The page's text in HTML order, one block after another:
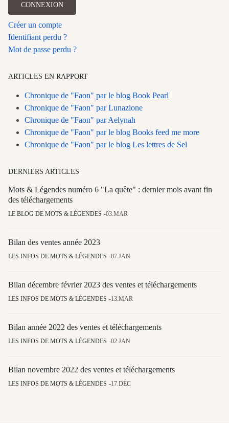
CONNEXION
Créer un compte
Identifiant perdu ?
Mot de passe perdu ?
ARTICLES EN RAPPORT
Chronique de "Faon" par le blog Book Pearl
Chronique de "Faon" par Lunazione
Chronique de "Faon" par Aelynah
Chronique de "Faon" par le blog Books feed me more
Chronique de "Faon" par le blog Les lettres de Sel
DERNIERS ARTICLES
Mots & Légendes numéro 6 "La quête" : dernier mois avant fin
des téléchargements
LE BLOG DE MOTS & LÉGENDES 03.MAR
Bilan des ventes année 2023
LES INFOS DE MOTS & LÉGENDES 07.JAN
Bilan décembre février 2023 des ventes et téléchargements
LES INFOS DE MOTS & LÉGENDES 13.MAR
Bilan année 2022 des ventes et téléchargements
LES INFOS DE MOTS & LÉGENDES 02.JAN
Bilan novembre 2022 des ventes et téléchargements
LES INFOS DE MOTS & LÉGENDES 17.DÉC